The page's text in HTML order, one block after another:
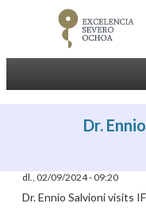
Dr.
dl., 02/09/2024 - 09:20
Dr. Ennio Salvioni visits